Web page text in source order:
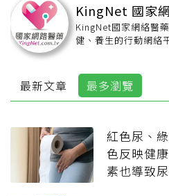
KingNet 國家
KingNet國家網絡醫
健、養生的行動網絡
民眾與醫界信賴。 網
及上萬筆常見疾病及
藥相關專有名詞，讓
https://
【KingNet國家網路
https://
最新文章 最多瀏覽
紅色尿、
色反映健
素也導致